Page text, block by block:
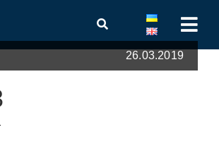
26.03.2019